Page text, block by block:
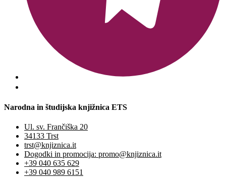
Narodna in študijska knjižnica ETS
Ul. sv. Frančiška 20
34133 Trst
trst@knjiznica.it
Dogodki in promocija: promo@knjiznica.it
+39 040 635 629
+39 040 989 6151